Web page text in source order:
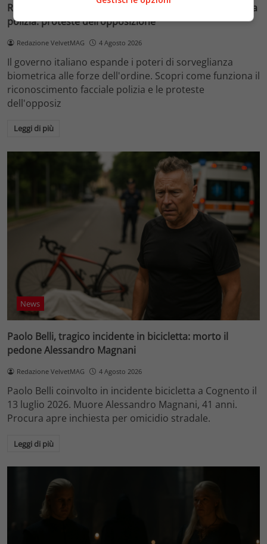
Riconoscimento facciale, il governo accelera i poteri alla
polizia: proteste dell’opposizione
Redazione VelvetMAG 4 Agosto 2026
Il governo italiano espande i poteri di sorveglianza
biometrica alle forze dell'ordine. Scopri come funziona il
riconoscimento facciale polizia e le proteste
dell'opposiz
Leggi di più
News
Paolo Belli, tragico incidente in bicicletta: morto il
pedone Alessandro Magnani
Redazione VelvetMAG 4 Agosto 2026
Paolo Belli coinvolto in incidente bicicletta a Cognento il
13 luglio 2026. Muore Alessandro Magnani, 41 anni.
Procura apre inchiesta per omicidio stradale.
Leggi di più